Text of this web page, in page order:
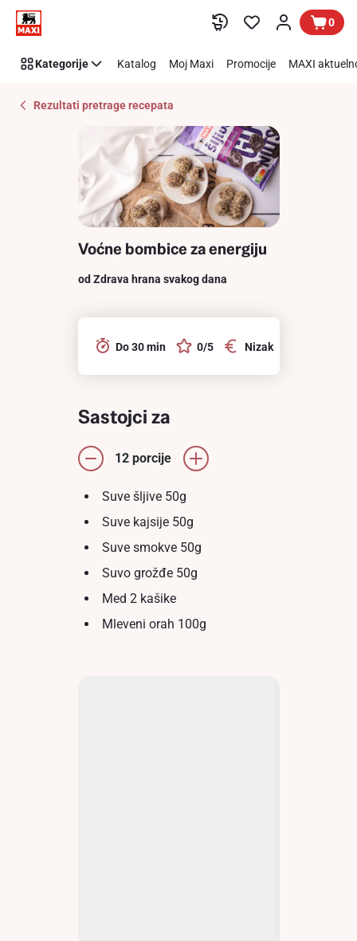
Preskoči link
Recipe
Details
0
Kategorije Katalog Moj Maxi Promocije MAXI
Rezultati pretrage recepata
Voćne bombice za energiju
od Zdrava hrana svakog dana
Do 30 min 0/5 Nizak
Sastojci za
12 porcije
Suve šljive 50g
Suve kajsije 50g
Suve smokve 50g
Suvo grožđe 50g
Med 2 kašike
Mleveni orah 100g